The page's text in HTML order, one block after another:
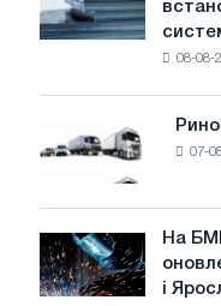
загрожує
Rasselstein
встановлює
фотоелектричну
цілей
декарбонізації
08-08-
Ринок
нових
вантажівок
у
липні
07-
На
БМК
виробили
На
і